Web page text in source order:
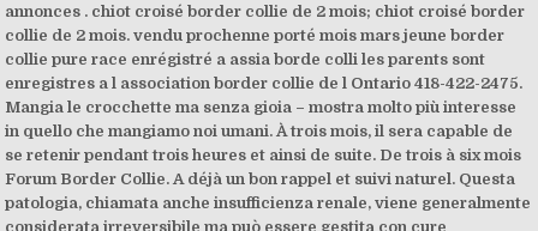
annonces . chiot croisé border collie de 2 mois; chiot croisé border
collie de 2 mois. vendu prochenne porté mois mars jeune border
collie pure race enrégistré a assia borde colli les parents sont
enregistres a l association border collie de l Ontario 418-422-2475.
Mangia le crocchette ma senza gioia – mostra molto più interesse
in quello che mangiamo noi umani. À trois mois, il sera capable de
se retenir pendant trois heures et ainsi de suite. De trois à six mois
Forum Border Collie. A déjà un bon rappel et suivi naturel. Questa
patologia, chiamata anche insufficienza renale, viene generalmente
considerata irreversibile ma può essere gestita con cure